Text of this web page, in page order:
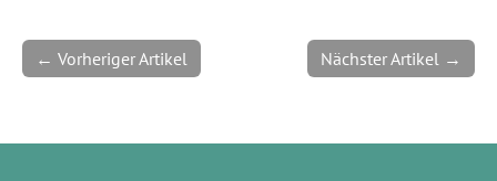
Nächster Artikel →
← Vorheriger Artikel